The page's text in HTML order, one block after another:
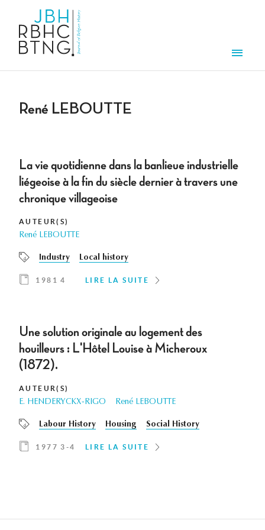
René LEBOUTTE
La vie quotidienne dans la banlieue industrielle
liégeoise à la fin du siècle dernier à travers une
chronique villageoise
AUTEUR(S)
René LEBOUTTE
Industry Local history
1981 4 LIRE LA SUITE
Une solution originale au logement des
houilleurs : L'Hôtel Louise à Micheroux
(1872).
AUTEUR(S)
E. HENDERYCKX-RIGO René LEBOUTTE
Labour History Housing Social History
1977 3-4 LIRE LA SUITE